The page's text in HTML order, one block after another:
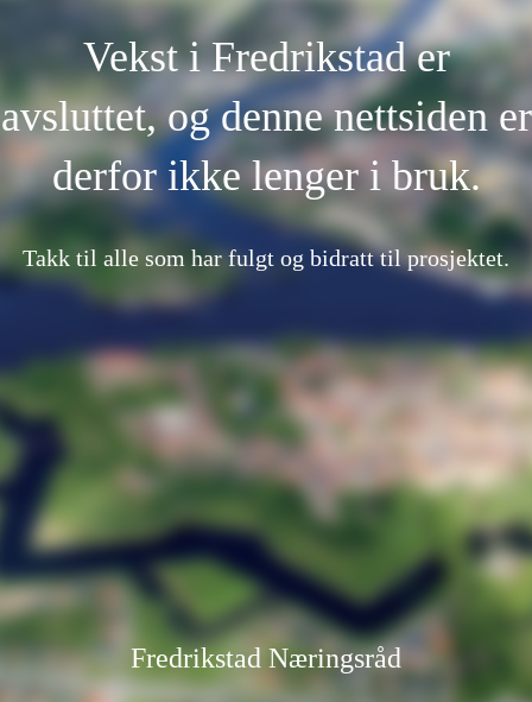
Vekst i Fredrikstad er
avsluttet, og denne nettsiden er
derfor ikke lenger i bruk.
Takk til alle som har fulgt og bidratt til prosjektet.
Fredrikstad Næringsråd